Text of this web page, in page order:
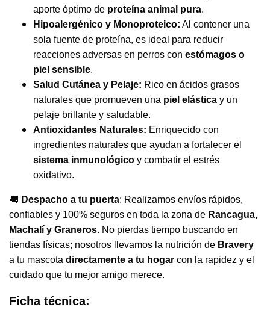
aporte óptimo de proteína animal pura.
Hipoalergénico y Monoproteico: Al contener una
sola fuente de proteína, es ideal para reducir
reacciones adversas en perros con estómagos o
piel sensible.
Salud Cutánea y Pelaje: Rico en ácidos grasos
naturales que promueven una piel elástica y un
pelaje brillante y saludable.
Antioxidantes Naturales: Enriquecido con
ingredientes naturales que ayudan a fortalecer el
sistema inmunológico y combatir el estrés
oxidativo.
🚚 Despacho a tu puerta: Realizamos envíos rápidos,
confiables y 100% seguros en toda la zona de Rancagua,
Machalí y Graneros. No pierdas tiempo buscando en
tiendas físicas; nosotros llevamos la nutrición de Bravery
a tu mascota directamente a tu hogar con la rapidez y el
cuidado que tu mejor amigo merece.
Ficha técnica: